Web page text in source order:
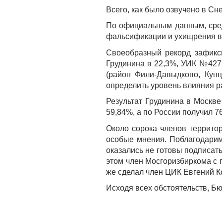
Всего, как было озвучено в
По официальным данным,
фальсификации и ухищрения
Своеобразный рекорд
Грудинина в 22,3%, УИК
(район Фили-Давыдково,
определить уровень влияния
Результат Грудинина в
59,84%, а по России получил
Около сорока членов
особые мнения.
оказались не готовы
этом член Мосгоризбиркома
же сделал член ЦИК Евгений
Исходя всех обстоятельств,